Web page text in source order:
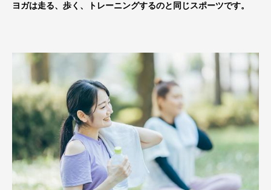
ヨガは走る、歩く、トレーニングするのと同じスポーツです。